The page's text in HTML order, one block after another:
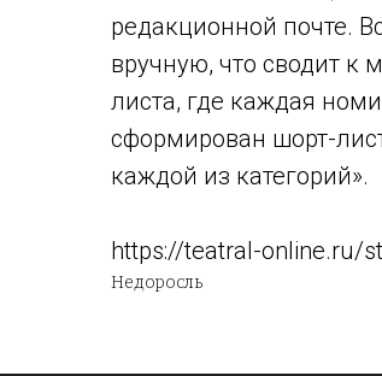
редакционной почте.
вручную, что сводит к
листа, где каждая
сформирован шорт-
каждой из категорий».
https://teatral-online.ru/
Недоросль